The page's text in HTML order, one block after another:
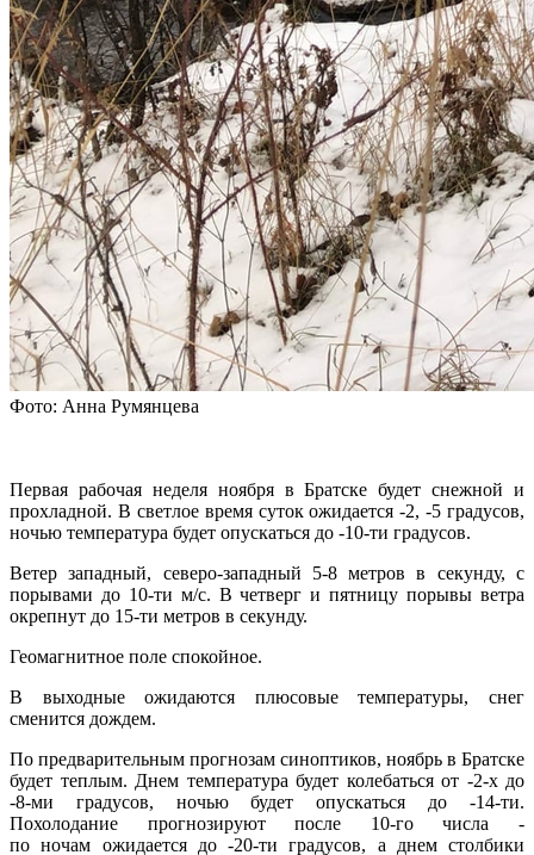
Фото: Анна Румянцева
Первая рабочая неделя ноября в Братске будет снежной и
прохладной. В светлое время суток ожидается -2, -5 градусов,
ночью температура будет опускаться до -10-ти градусов.
Ветер западный, северо-западный 5-8 метров в секунду, с
порывами до 10-ти м/с. В четверг и пятницу порывы ветра
окрепнут до 15-ти метров в секунду.
Геомагнитное поле спокойное.
В выходные ожидаются плюсовые температуры, снег
сменится дождем.
По предварительным прогнозам синоптиков, ноябрь в Братске
будет теплым. Днем температура будет колебаться от -2-х до
-8-ми градусов, ночью будет опускаться до -14-ти.
Похолодание прогнозируют после 10-го числа -
по ночам ожидается до -20-ти градусов, а днем столбики